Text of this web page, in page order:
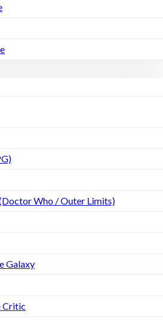
Who / Outer Limits)
Galaxy
Critic